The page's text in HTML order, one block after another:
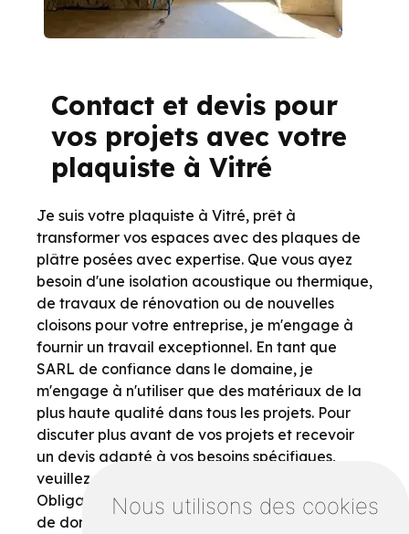
Nous utilisons des cookies
Contact et devis pour
vos projets avec votre
plaquiste à Vitré
Je suis votre plaquiste à Vitré, prêt à
transformer vos espaces avec des plaques de
plâtre posées avec expertise. Que vous ayez
besoin d'une isolation acoustique ou thermique,
de travaux de rénovation ou de nouvelles
cloisons pour votre entreprise, je m'engage à
fournir un travail exceptionnel. En tant que
SARL de confiance dans le domaine, je
m'engage à n'utiliser que des matériaux de la
plus haute qualité dans tous les projets. Pour
discuter plus avant de vos projets et recevoir
un devis adapté à vos besoins spécifiques,
veuillez remplir le formulaire "{Champ
Obligatoire}" sur cette page. Je suis impatient
de donner vie à votre projet et de dépasser vos